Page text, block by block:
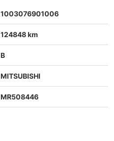
1003076901006
124848 km
B
MITSUBISHI
MR508446